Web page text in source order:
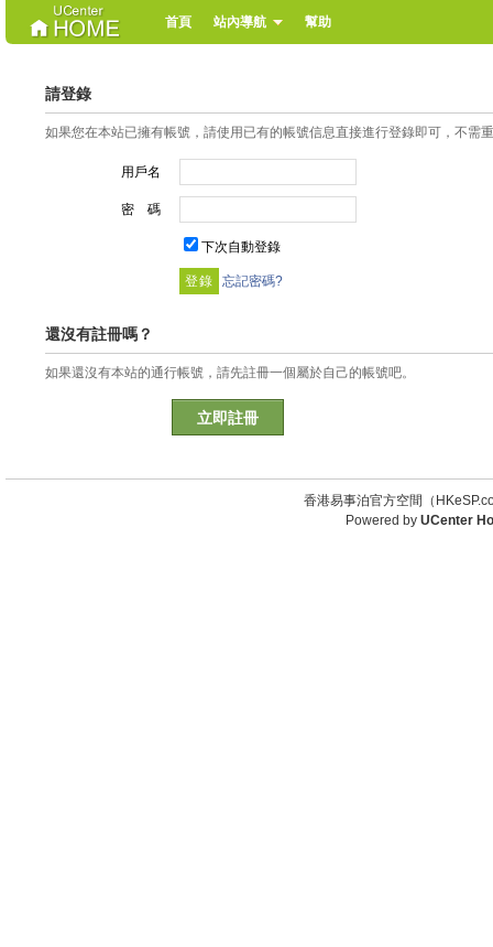
首頁 站內導航 幫助
請登錄
如果您在本站已擁有帳號，請使用已有的帳號信息直接進行登錄即可，不需
用戶名
密 碼
下次自動登錄
忘記密碼?
還沒有註冊嗎？
如果還沒有本站的通行帳號，請先註冊一個屬於自己的帳號吧。
立即註冊
香港易事泊官方空間（
Powered by UCenter